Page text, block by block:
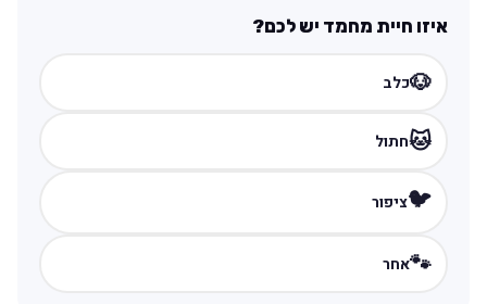
איזו חיית מחמד יש לכם?
🐶כלב
🐱חתול
🐦ציפור
🐾אחר